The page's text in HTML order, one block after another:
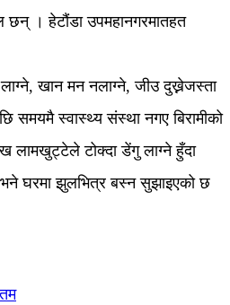
छन् । हेटौंडा उपमहानगरमातहत
खान मन नलाग्ने, जीउ दुख्नेजस्ता
समयमै स्वास्थ्य संस्था नगए बिरामीको
लामखुट्टेले टोक्दा डेंगु लाग्ने हुँदा
भने घरमा झुलभित्र बस्न सुझाइएको छ